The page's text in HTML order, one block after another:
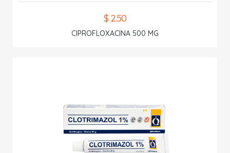
$ 2.50
CIPROFLOXACINA 500 MG